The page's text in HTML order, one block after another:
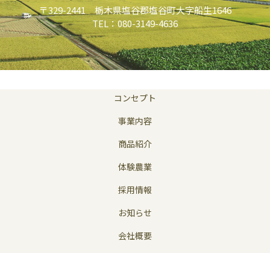
〒329-2441 栃木県塩谷郡塩谷町大字船生1646
TEL：080-3149-4636
コンセプト
事業内容
商品紹介
体験農業
採用情報
お知らせ
会社概要